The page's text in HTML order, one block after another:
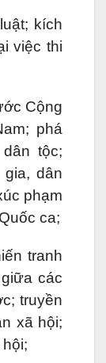
kích
việc thi
Cộng
phá
tộc;
dân
phạm
ca;
tranh
các
truyền
xã hội;